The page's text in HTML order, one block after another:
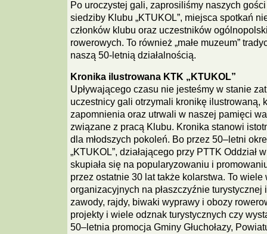
Po uroczystej gali, zaprosiliśmy naszych
siedziby Klubu „KTUKOL”, miejsca spotkań
członków klubu oraz uczestników
rowerowych. To również „małe muzeum”
naszą 50-letnią działalnością.
Kronika ilustrowana KTK „KTUKOL”
Upływającego czasu nie jesteśmy w stanie
uczestnicy gali otrzymali kronikę ilustrowaną,
zapomnienia oraz utrwali w naszej pamięci
związane z pracą Klubu. Kronika stanowi
dla młodszych pokoleń. Bo przez 50–letni
„KTUKOL”, działającego przy PTTK Oddział w
skupiała się na popularyzowaniu i
przez ostatnie 30 lat także kolarstwa. To wiele
organizacyjnych na płaszczyźnie turystycznej
zawody, rajdy, biwaki wyprawy i obozy
projekty i wiele odznak turystycznych czy
50–letnia promocja Gminy Głuchołazy,